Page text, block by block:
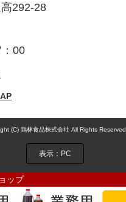
292-28
00
(C) 鶏林食品株式会社 All Rights Reserved.
表示：PC